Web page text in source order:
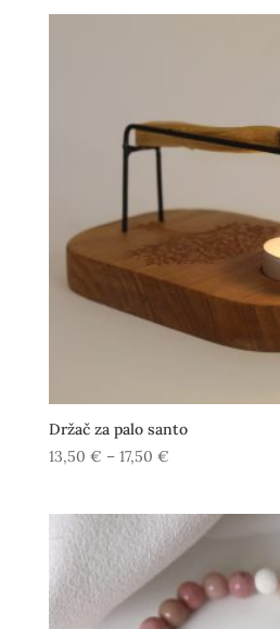
Držač za palo santo
13,50 € – 17,50 €Raspon
13,50 €
do
17,50 €